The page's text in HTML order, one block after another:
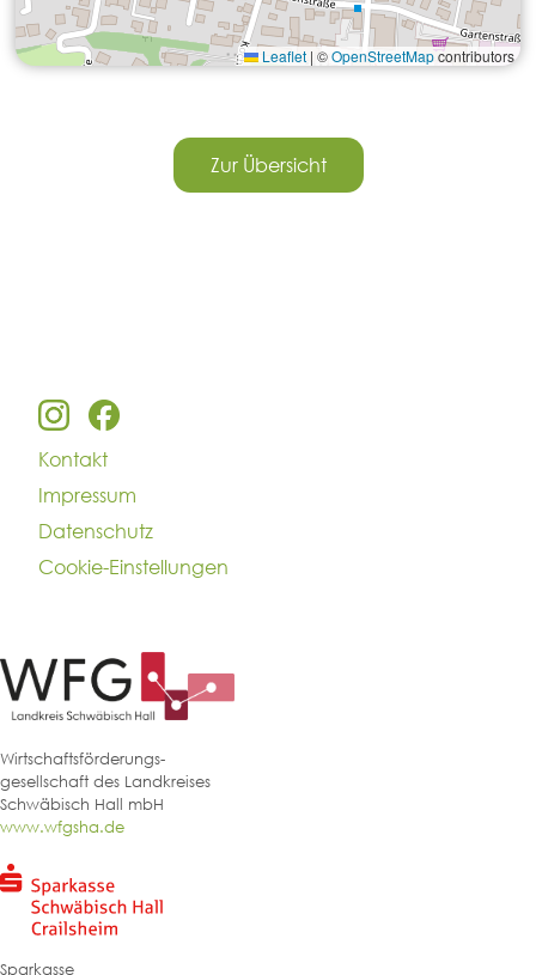
Leaflet | ©OpenStreetMapcontributors
Zur Übersicht
Kontakt
Impressum
Datenschutz
Cookie-Einstellungen
Wirtschaftsförderungs-
gesellschaft des Landkreises
Schwäbisch Hall mbH
www.wfgsha.de
Sparkasse